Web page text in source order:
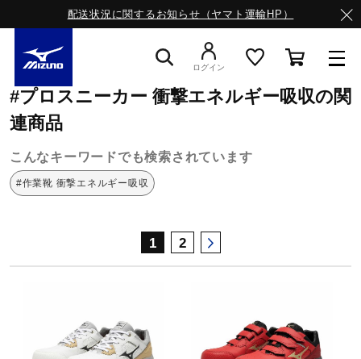
配送状況に関するお知らせ（ヤマト運輸HP）
ライフスタイルウエア
トレーニング
ログイン
ミズノ公式オンライン 衝撃エネルギー吸収
#プロスニーカー 衝撃エネルギー吸収の関
連商品
こんなキーワードでも検索されています
#作業靴 衝撃エネルギー吸収
1 2